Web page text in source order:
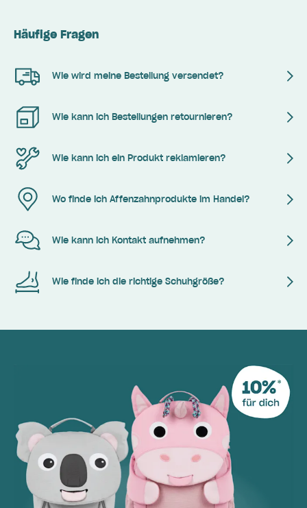
Häufige Fragen
Wie wird meine Bestellung versendet?
Wie kann ich Bestellungen retournieren?
Wie kann ich ein Produkt reklamieren?
Wo finde ich Affenzahnprodukte im Handel?
Wie kann ich Kontakt aufnehmen?
Wie finde ich die richtige Schuhgröße?